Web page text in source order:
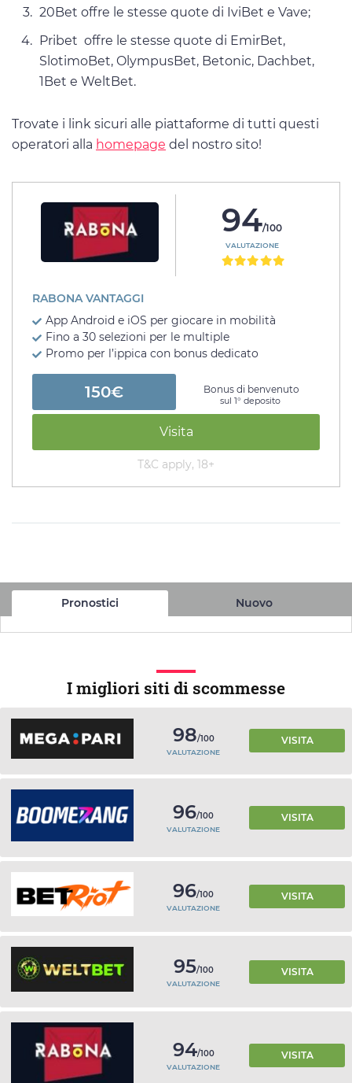
20Bet offre le stesse quote di IviBet e Vave;
Pribet offre le stesse quote di EmirBet,
SlotimoBet, OlympusBet, Betonic, Dachbet,
1Bet e WeltBet.
Trovate i link sicuri alle piattaforme di tutti questi
operatori alla homepage del nostro sito!
94/100
VALUTAZIONE
RABONA VANTAGGI
App Android e iOS per giocare in mobilità
Fino a 30 selezioni per le multiple
Promo per l’ippica con bonus dedicato
150€ Bonus di benvenuto
sul 1° deposito
Visita
T&C apply, 18+
Pronostici Nuovo
I migliori siti di scommesse
98/100
VALUTAZIONE
VISITA
96/100
VALUTAZIONE
VISITA
96/100
VALUTAZIONE
VISITA
95/100
VALUTAZIONE
VISITA
94/100
VALUTAZIONE
VISITA